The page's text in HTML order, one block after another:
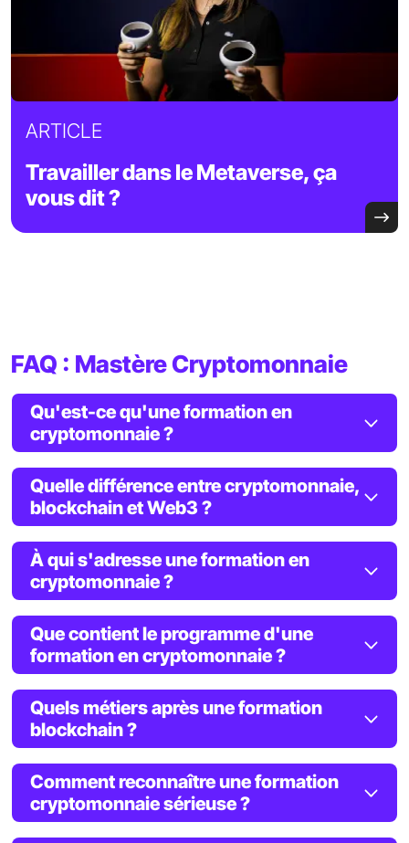
ARTICLE
Travailler dans le Metaverse, ça
vous dit ?
FAQ : Mastère Cryptomonnaie
Qu'est-ce qu'une formation en
cryptomonnaie ?
Quelle différence entre cryptomonnaie,
blockchain et Web3 ?
À qui s'adresse une formation en
cryptomonnaie ?
Que contient le programme d'une
formation en cryptomonnaie ?
Quels métiers après une formation
blockchain ?
Comment reconnaître une formation
cryptomonnaie sérieuse ?